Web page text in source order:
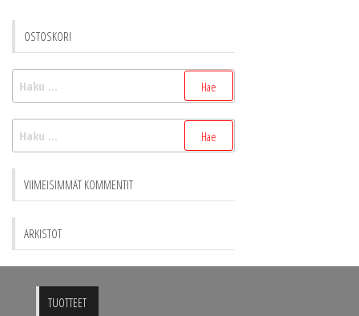
OSTOSKORI
VIIMEISIMMÄT KOMMENTIT
ARKISTOT
TUOTTEET